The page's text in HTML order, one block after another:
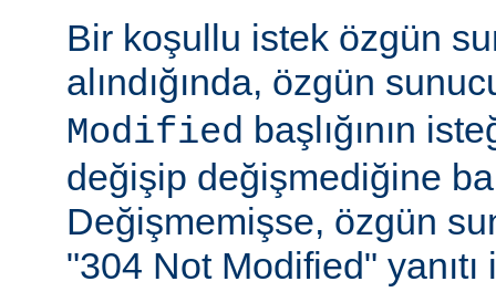
Bir koşullu istek özgün
alındığında, özgün
Modified başlığının
değişip değişmediğine
Değişmemişse, özgün
"304 Not Modified"